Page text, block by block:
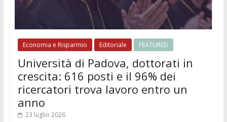
Economia e Risparmio Editoriale FEATURED
Università di Padova, dottorati in
crescita: 616 posti e il 96% dei
ricercatori trova lavoro entro un
anno
23 luglio 2026